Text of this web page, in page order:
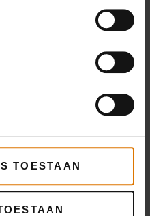
TOESTAAN
wok en
stomer
Meer